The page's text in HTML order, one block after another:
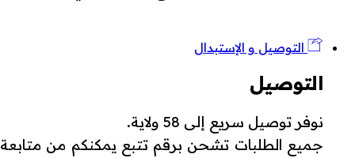
التوصيل و الإستبدال
التوصيل
نوفر توصيل سريع إلى 58 ولاية.
جميع الطلبات تشحن برقم تتبع يمكنكم من متابعة